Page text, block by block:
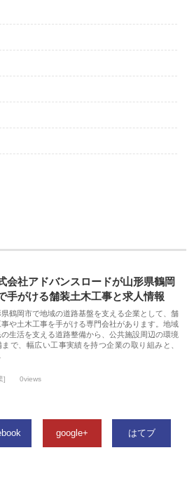
会社アドバンスロードが山形県鶴岡
手がける舗装土木工事と求人情報
県鶴岡市で地域の道路基盤を支える企業として、舗
事や土木工事を手がける専門会社があります。地域
の生活を支える道路整備から、公共施設周辺の環境
まで、幅広い工事実績を持つ企業の取り組みと、
] 0views
google+ はてブ